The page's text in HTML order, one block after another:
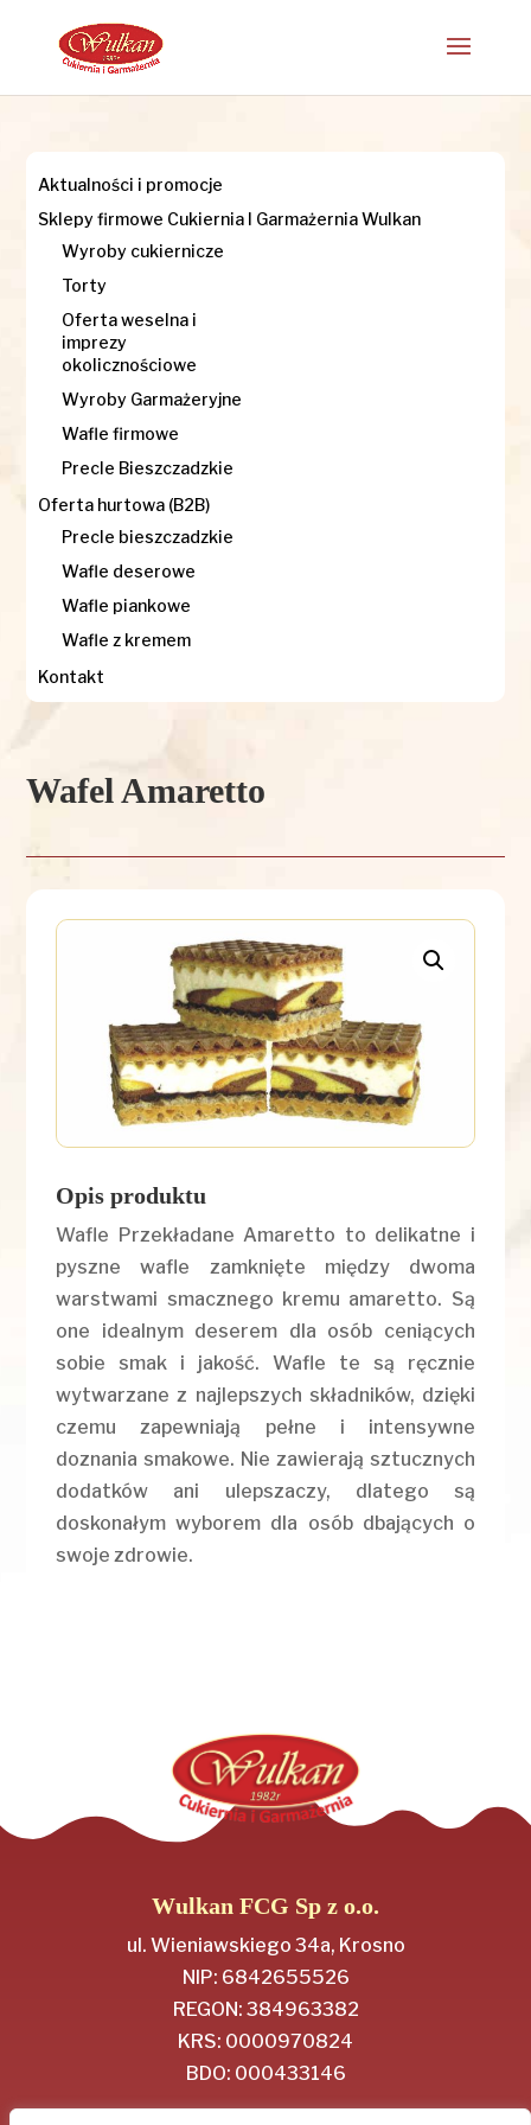
Aktualności i promocje
Sklepy firmowe Cukiernia I Garmażernia Wulkan
Wyroby cukiernicze
Torty
Oferta weselna i
imprezy
okolicznościowe
Wyroby Garmażeryjne
Wafle firmowe
Precle Bieszczadzkie
Oferta hurtowa (B2B)
Precle bieszczadzkie
Wafle deserowe
Wafle piankowe
Wafle z kremem
Kontakt
Wafel Amaretto
Opis produktu
Wafle Przekładane Amaretto to delikatne i
pyszne wafle zamknięte między dwoma
warstwami smacznego kremu amaretto. Są
one idealnym deserem dla osób ceniących
sobie smak i jakość. Wafle te są ręcznie
wytwarzane z najlepszych składników, dzięki
czemu zapewniają pełne i intensywne
doznania smakowe. Nie zawierają sztucznych
dodatków ani ulepszaczy, dlatego są
doskonałym wyborem dla osób dbających o
swoje zdrowie.
Wulkan FCG Sp z o.o.
ul. Wieniawskiego 34a, Krosno
NIP: 6842655526
REGON: 384963382
KRS: 0000970824
BDO: 000433146